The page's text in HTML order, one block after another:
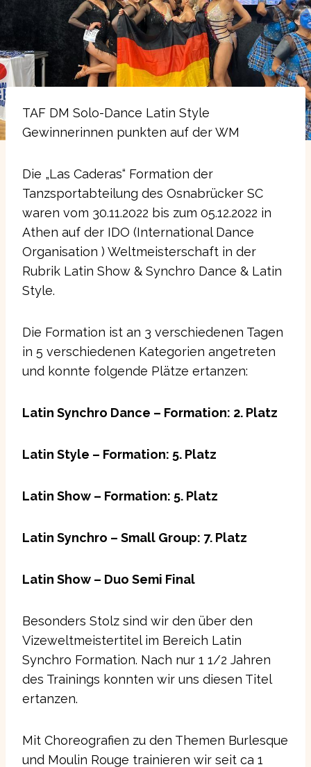
TAF DM Solo-Dance Latin Style
Gewinnerinnen punkten auf der WM
Die „Las Caderas“ Formation der
Tanzsportabteilung des Osnabrücker SC
waren vom 30.11.2022 bis zum 05.12.2022 in
Athen auf der IDO (International Dance
Organisation ) Weltmeisterschaft in der
Rubrik Latin Show & Synchro Dance & Latin
Style.
Die Formation ist an 3 verschiedenen Tagen
in 5 verschiedenen Kategorien angetreten
und konnte folgende Plätze ertanzen:
Latin Synchro Dance – Formation: 2. Platz
Latin Style – Formation: 5. Platz
Latin Show – Formation: 5. Platz
Latin Synchro – Small Group: 7. Platz
Latin Show – Duo Semi Final
Besonders Stolz sind wir den über den
Vizeweltmeistertitel im Bereich Latin
Synchro Formation. Nach nur 1 1/2 Jahren
des Trainings konnten wir uns diesen Titel
ertanzen.
Mit Choreografien zu den Themen Burlesque
und Moulin Rouge trainieren wir seit ca 1